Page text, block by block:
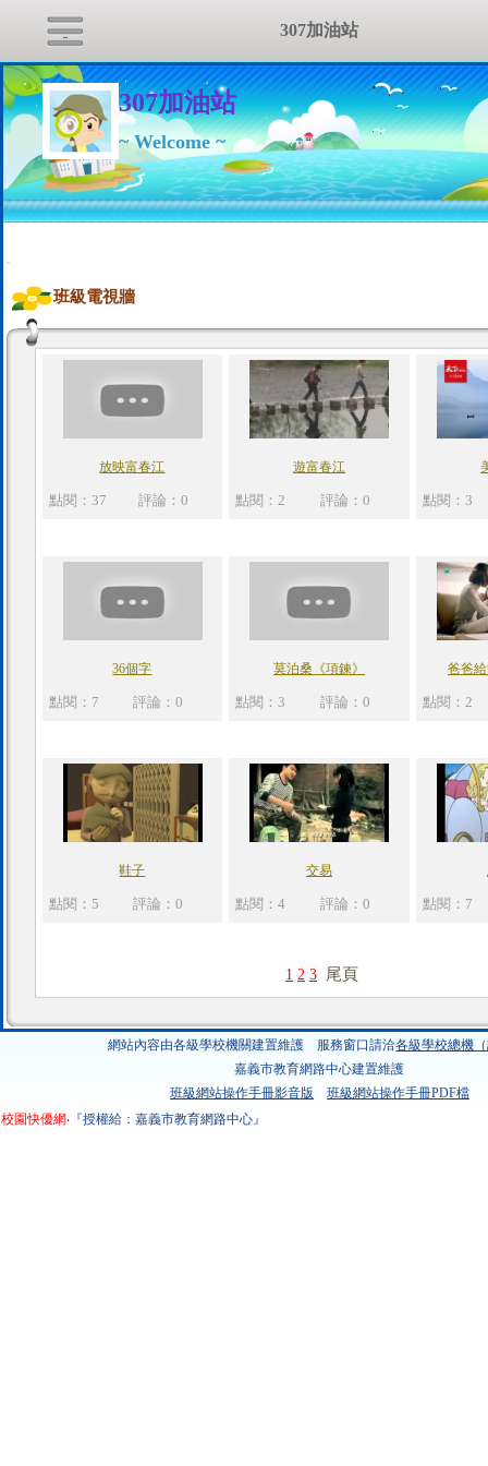
307加油站
~ Welcome ~
:::
班級電視牆
放映富春江
點閱：37 評論：0
遊富春江
點閱：2 評論：0 點閱：3
36個字
點閱：7 評論：0
莫泊桑《項鍊》
點閱：3 評論：0
爸爸
點閱：2
鞋子
點閱：5 評論：0
交易
點閱：4 評論：0 點閱：7
1 2 3 尾頁
網站內容由各級學校機關建置維護 服務窗口請洽各級學校總機
嘉義市教育網路中心建置維護
班級網站操作手冊影音版
班級網站操作手冊PDF檔
校園快優網‧『授權給：嘉義市教育網路中心』
307加油站